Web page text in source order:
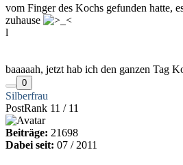
vom Finger des Kochs gefunden hatte,
zuhause
l
baaaaah, jetzt hab ich den ganzen Tag
0
Silberfrau
PostRank 11 / 11
Beiträge: 21698
Dabei seit: 07 / 2011